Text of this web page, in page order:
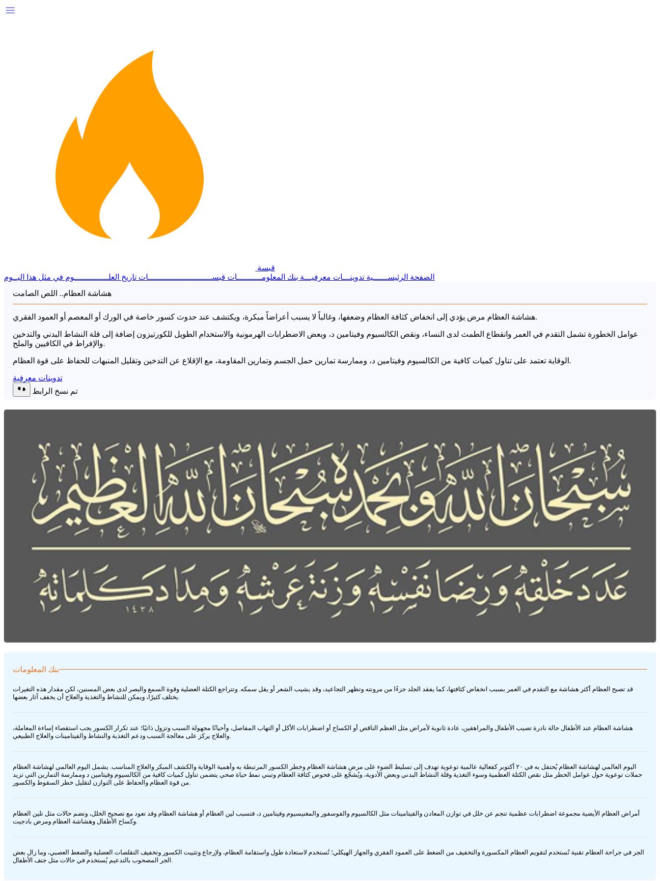
قبسة
الصفحة الرئيســــــية تدوينـــات معرفيـــة بنك المعلومــــــــــات قبســــــــــــــــــــــــــات تاريخ العلــــــــــــــوم في مثل هذا اليــوم
هشاشة العظام.. اللص الصامت
هشاشة العظام مرض يؤدي إلى انخفاض كثافة العظام وضعفها، وغالباً لا يسبب أعراضاً مبكرة، ويكتشف عند حدوث كسور خاصة في الورك أو المعصم أو العمود الفقري.
عوامل الخطورة تشمل التقدم في العمر وانقطاع الطمث لدى النساء، ونقص الكالسيوم وفيتامين د، وبعض الاضطرابات الهرمونية والاستخدام الطويل للكورتيزون إضافة إلى قلة النشاط البدني والتدخين
والإفراط في الكافيين والملح.
الوقاية تعتمد على تناول كميات كافية من الكالسيوم وفيتامين د، وممارسة تمارين حمل الجسم وتمارين المقاومة، مع الإقلاع عن التدخين وتقليل المنبهات للحفاظ على قوة العظام.
تدوينات معرفية
تم نسخ الرابط
بنك المعلومات
قد تصبح العظام أكثر هشاشة مع التقدم في العمر بسبب انخفاض كثافتها، كما يفقد الجلد جزءًا من مرونته وتظهر التجاعيد، وقد يشيب الشعر أو يقل سمكه. وتتراجع الكتلة العضلية وقوة السمع والبصر لدى بعض المسنين، لكن مقدار هذه التغيرات
يختلف كثيرًا، ويمكن للنشاط والتغذية والعلاج أن يخفف آثار بعضها.
هشاشة العظام عند الأطفال حالة نادرة تصيب الأطفال والمراهقين، عادة ثانوية لأمراض مثل العظم الناقص أو الكساح أو اضطرابات الأكل أو التهاب المفاصل، وأحيانًا مجهولة السبب وتزول ذاتيًا؛ عند تكرار الكسور يجب استقصاء إساءة المعاملة،
والعلاج يركز على معالجة السبب ودعم التغذية والنشاط والفيتامينات والعلاج الطبيعي.
اليوم العالمي لهشاشة العظام يُحتفل به في ٢٠ أكتوبر كفعالية عالمية توعوية تهدف إلى تسليط الضوء على مرض هشاشة العظام وخطر الكسور المرتبطة به وأهمية الوقاية والكشف المبكر والعلاج المناسب. يشمل اليوم العالمي لهشاشة العظام
حملات توعوية حول عوامل الخطر مثل نقص الكتلة العظمية وسوء التغذية وقلة النشاط البدني وبعض الأدوية، ويُشجّع على فحوص كثافة العظام وتبني نمط حياة صحي يتضمن تناول كميات كافية من الكالسيوم وفيتامين د وممارسة التمارين التي تزيد
من قوة العظام والحفاظ على التوازن لتقليل خطر السقوط والكسور.
أمراض العظام الأيضية مجموعة اضطرابات عظمية تنجم عن خلل في توازن المعادن والفيتامينات مثل الكالسيوم والفوسفور والمغنيسيوم وفيتامين د، فتسبب لين العظام أو هشاشة العظام وقد تعود مع تصحيح الخلل، وتضم حالات مثل تلين العظام
وكساح الأطفال وهشاشة العظام ومرض بادجيت.
الجر في جراحة العظام تقنية تُستخدم لتقويم العظام المكسورة والتخفيف من الضغط على العمود الفقري والجهاز الهيكلي؛ تُستخدم لاستعادة طول واستقامة العظام، ولإرجاع وتثبيت الكسور وتخفيف التقلصات العضلية والضغط العصبي، وما زال بعض
الجر المصحوب بالتدعيم يُستخدم في حالات مثل جنف الأطفال.